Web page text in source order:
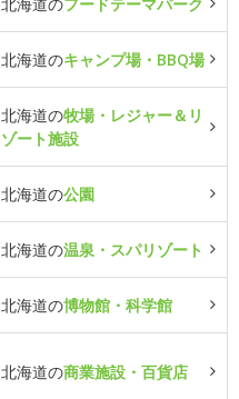
北海道のキャンプ場・BBQ場
北海道の牧場・レジャー＆リ
ゾート施設
北海道の公園
北海道の温泉・スパリゾート
北海道の博物館・科学館
北海道の商業施設・百貨店